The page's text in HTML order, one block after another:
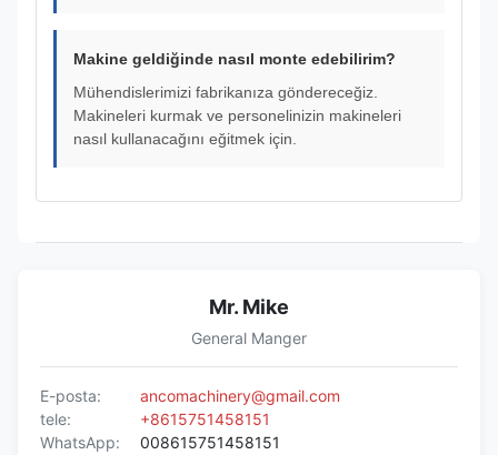
Makine geldiğinde nasıl monte edebilirim?
Mühendislerimizi fabrikanıza göndereceğiz.
Makineleri kurmak ve personelinizin makineleri
nasıl kullanacağını eğitmek için.
Mr. Mike
General Manger
E-posta:
ancomachinery@gmail.com
tele:
+8615751458151
WhatsApp:
008615751458151